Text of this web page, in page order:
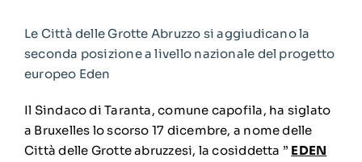
Le Città delle Grotte Abruzzo si aggiudicano la
seconda posizione a livello nazionale del progetto
europeo Eden
Il Sindaco di Taranta, comune capofila, ha siglato
a Bruxelles lo scorso 17 dicembre, a nome delle
Città delle Grotte abruzzesi, la cosiddetta ” EDEN